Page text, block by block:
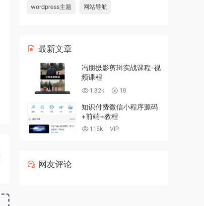
wordpress主题 网站导航
最新文章
冯朋摄影剪辑实战课程-视
频课程
1.32k 19
知识付费微信小程序源码
+前端+教程
1.15k VIP
网友评论